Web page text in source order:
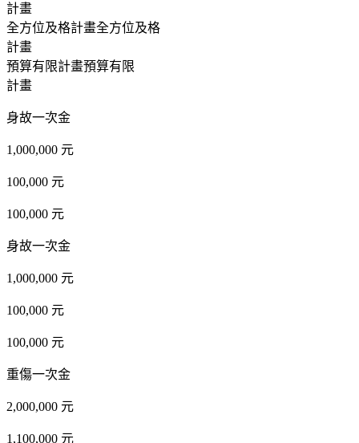
計畫
全方位及格計畫全方位及格
計畫
預算有限計畫預算有限
計畫
身故一次金
1,000,000 元
100,000 元
100,000 元
身故一次金
1,000,000 元
100,000 元
100,000 元
重傷一次金
2,000,000 元
1,100,000 元